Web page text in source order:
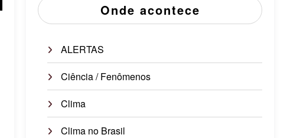
Onde acontece
ALERTAS
Ciência / Fenômenos
Clima
Clima no Brasil